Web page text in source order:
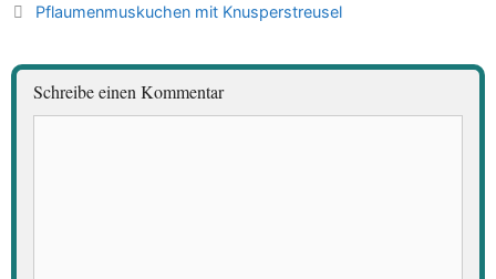
Pflaumenmuskuchen mit Knusperstreusel
Schreibe einen Kommentar